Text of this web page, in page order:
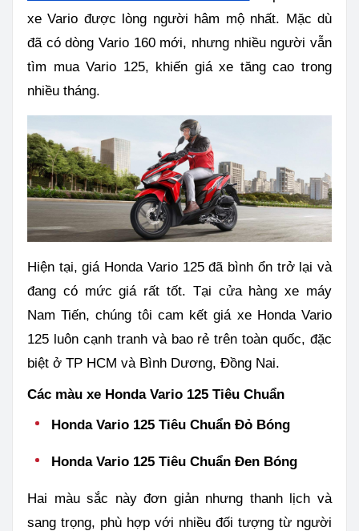
xe Vario được lòng người hâm mộ nhất. Mặc dù
đã có dòng Vario 160 mới, nhưng nhiều người vẫn
tìm mua Vario 125, khiến giá xe tăng cao trong
nhiều tháng.
Hiện tại, giá Honda Vario 125 đã bình ổn trở lại và
đang có mức giá rất tốt. Tại cửa hàng xe máy
Nam Tiến, chúng tôi cam kết giá xe Honda Vario
125 luôn cạnh tranh và bao rẻ trên toàn quốc, đặc
biệt ở TP HCM và Bình Dương, Đồng Nai.
Các màu xe Honda Vario 125 Tiêu Chuẩn
Honda Vario 125 Tiêu Chuẩn Đỏ Bóng
Honda Vario 125 Tiêu Chuẩn Đen Bóng
Hai màu sắc này đơn giản nhưng thanh lịch và
sang trọng, phù hợp với nhiều đối tượng từ người